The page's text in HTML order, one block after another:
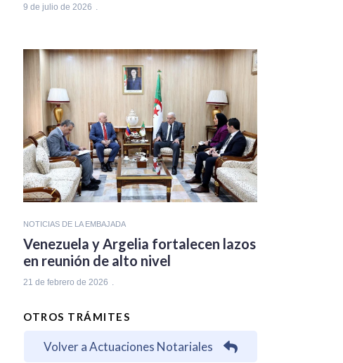
9 de julio de 2026
NOTICIAS DE LA EMBAJADA
Venezuela y Argelia fortalecen lazos
en reunión de alto nivel
21 de febrero de 2026
OTROS TRÁMITES
Volver a Actuaciones Notariales